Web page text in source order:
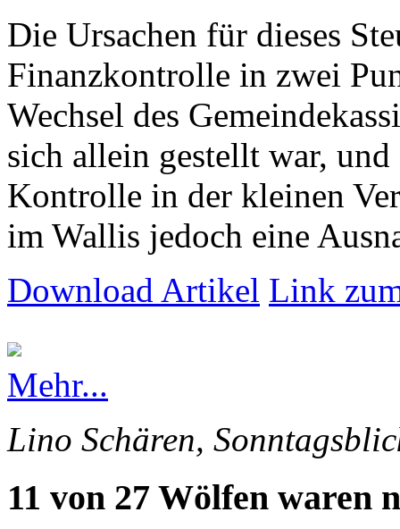
Die Ursachen für dieses
Finanzkontrolle in zwei
Wechsel des
sich allein gestellt war,
Kontrolle in der kleinen
im Wallis jedoch eine
Download Artikel Link
Mehr...
Lino Schären,
11 von 27 Wölfen waren